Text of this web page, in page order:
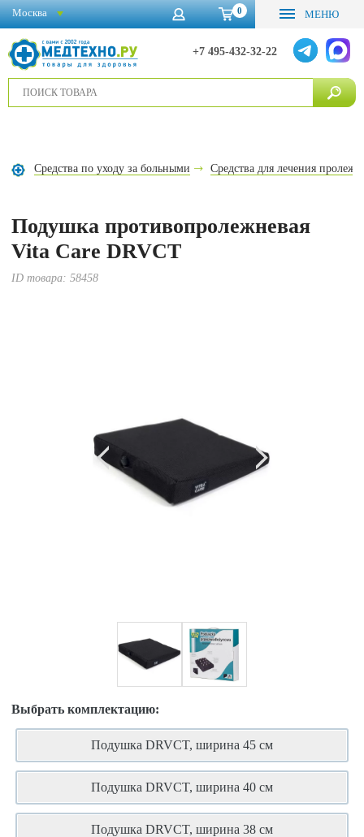
0 МЕНЮ
+7 495-432-32-22
Москва
Средства по уходу за больными Средства для лечения
Подушка противопролежневая
Vita Care DRVCT
ID товара:58458
Выбрать комплектацию:
Подушка DRVCT, ширина 45 см
Подушка DRVCT, ширина 40 см
Подушка DRVCT, ширина 38 см